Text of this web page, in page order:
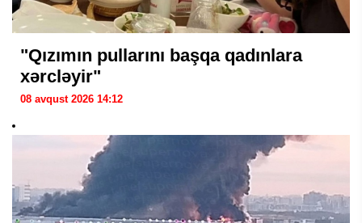
"Qızımın pullarını başqa qadınlara
xərcləyir"
08 avqust 2026 14:12